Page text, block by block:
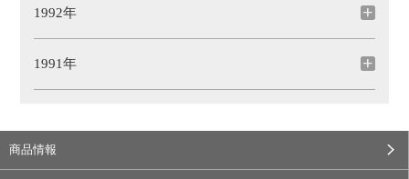
1992年
1991年
商品情報